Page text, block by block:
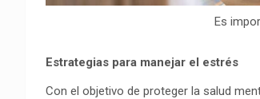
Es
Estrategias para manejar el estrés
Con el objetivo de proteger la salud